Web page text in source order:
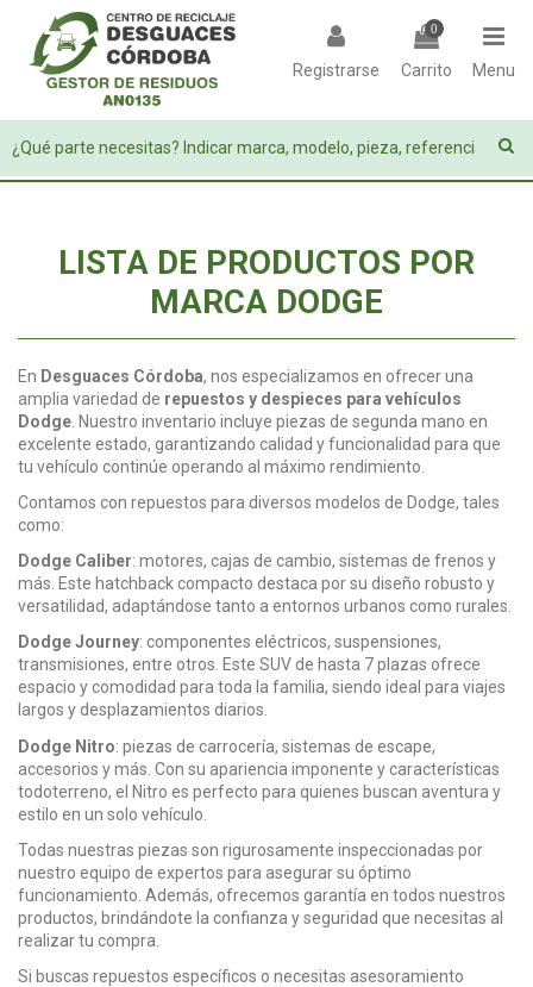
Registrarse
0
Carrito Menu
LISTA DE PRODUCTOS POR
MARCA DODGE
En Desguaces Córdoba, nos especializamos en ofrecer una
amplia variedad de repuestos y despieces para vehículos
Dodge . Nuestro inventario incluye piezas de segunda mano en
excelente estado, garantizando calidad y funcionalidad para que
tu vehículo continúe operando al máximo rendimiento.
Contamos con repuestos para diversos modelos de Dodge, tales
como:
Dodge Caliber: motores, cajas de cambio, sistemas de frenos y
más. Este hatchback compacto destaca por su diseño robusto y
versatilidad, adaptándose tanto a entornos urbanos como rurales.
Dodge Journey: componentes eléctricos, suspensiones,
transmisiones, entre otros. Este SUV de hasta 7 plazas ofrece
espacio y comodidad para toda la familia, siendo ideal para viajes
largos y desplazamientos diarios.
Dodge Nitro: piezas de carrocería, sistemas de escape,
accesorios y más. Con su apariencia imponente y características
todoterreno, el Nitro es perfecto para quienes buscan aventura y
estilo en un solo vehículo.
Todas nuestras piezas son rigurosamente inspeccionadas por
nuestro equipo de expertos para asegurar su óptimo
funcionamiento. Además, ofrecemos garantía en todos nuestros
productos, brindándote la confianza y seguridad que necesitas al
realizar tu compra.
Si buscas repuestos específicos o necesitas asesoramiento